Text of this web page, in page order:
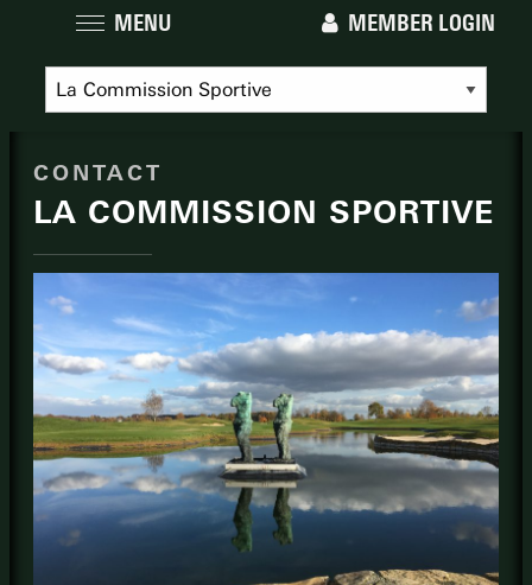
MENU MEMBER LOGIN
CONTACT
LA COMMISSION SPORTIVE